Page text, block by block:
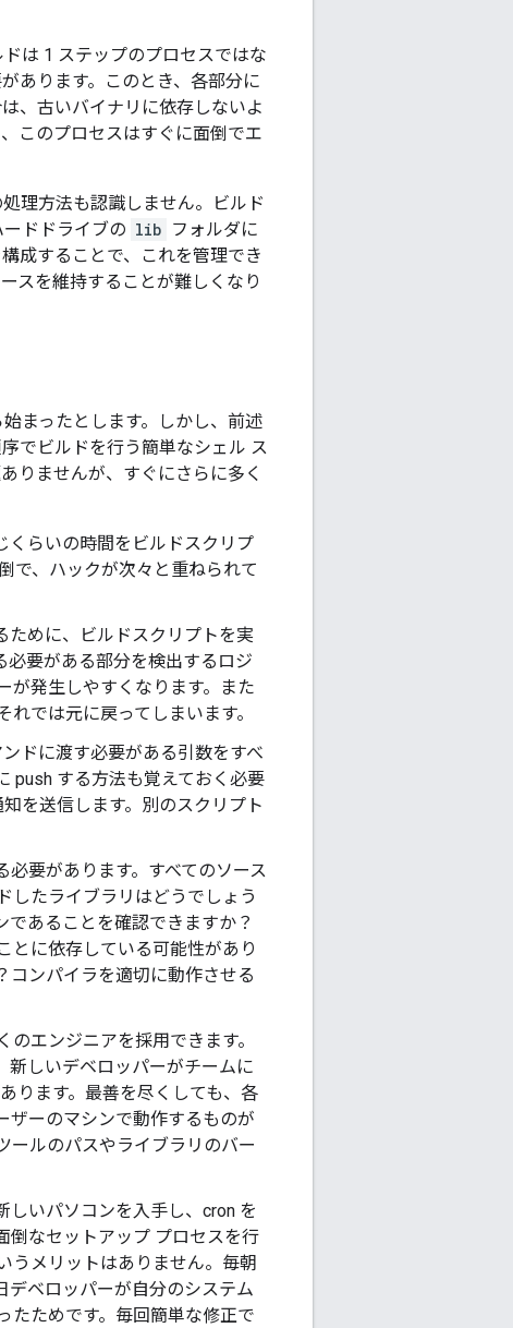
は 1 ステップのプロセスではな
あります。このとき、各部分に
、古いバイナリに依存しないよ
このプロセスはすぐに面倒でエ
理方法も認識しません。ビルド
ドドライブの lib フォルダに
成することで、これを管理でき
スを維持することが難しくなり
まったとします。しかし、前述
でビルドを行う簡単なシェル ス
りませんが、すぐにさらに多く
くらいの時間をビルドスクリプ
で、ハックが次々と重ねられて
ために、ビルドスクリプトを実
必要がある部分を検出するロジ
が発生しやすくなります。また
では元に戻ってしまいます。
ドに渡す必要がある引数をすべ
push する方法も覚えておく必要
を送信します。別のスクリプト
要があります。すべてのソース
したライブラリはどうでしょう
あることを確認できますか？
とに依存している可能性があり
コンパイラを適切に動作させる
エンジニアを採用できます。
新しいデベロッパーがチームに
ります。最善を尽くしても、各
ザーのマシンで動作するものが
ールのパスやライブラリのバー
しいパソコンを入手し、cron を
倒なセットアップ プロセスを行
うメリットはありません。毎朝
デベロッパーが自分のシステム
たためです。毎回簡単な修正で